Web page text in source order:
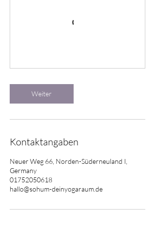
Weiter
Kontaktangaben
Neuer Weg 66, Norden-Süderneuland I,
Germany
01752050618
hallo@sohum-deinyogaraum.de